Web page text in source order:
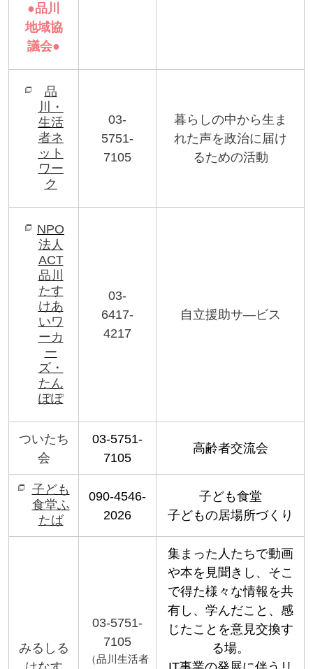
●品川
地域協
議会●
品
川・
生活
者ネ
ット
ワー
ク
03-
5751-
7105
暮らしの中から生ま
れた声を政治に届け
るための活動
NPO
法人
ACT
品川
たす
けあ
いワ
ーカ
ー
ズ・
たん
ぽぽ
03-
6417-
4217
自立援助サ—ビス
ついたち
会
03-5751-
7105
高齢者交流会
子ども
食堂ふ
たば
090-4546-
2026
子ども食堂
子どもの居場所づくり
みるしる
03-5751-
7105
（品川生活者
集まった人たちで動画
や本を見聞きし、そこ
で得た様々な情報を共
有し、学んだこと、感
じたことを意見交換す
る場。